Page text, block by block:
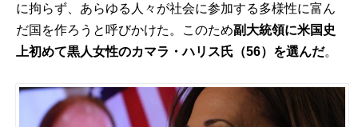
に拘らず、あらゆる人々が社会に参加する多様性に富ん
だ国を作ろうと呼びかけた。このため副大統領に米国史
上初めて黒人女性のカマラ・ハリス氏（56）を選んだ。